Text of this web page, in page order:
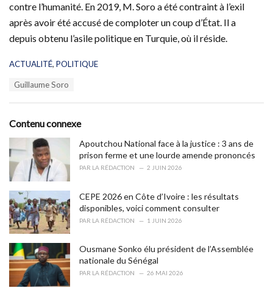
contre l’humanité. En 2019, M. Soro a été contraint à l’exil
après avoir été accusé de comploter un coup d’État. Il a
depuis obtenu l’asile politique en Turquie, où il réside.
C
o
r
i
e
s
:
ACTUALITÉ, POLITIQUE
:
Guillaume Soro
Contenu connexe
Apoutchou National face à la justice : 3 ans de
prison ferme et une lourde amende prononcés
PAR LA RÉDACTION 2 JUIN 2026
CEPE 2026 en Côte d’Ivoire : les résultats
disponibles, voici comment consulter
PAR LA RÉDACTION 1 JUIN 2026
Ousmane Sonko élu président de l’Assemblée
nationale du Sénégal
PAR LA RÉDACTION 26 MAI 2026